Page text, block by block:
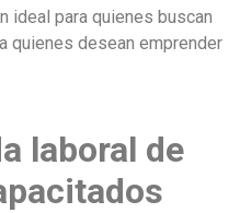
ideal para quienes buscan
quienes desean emprender
laboral de